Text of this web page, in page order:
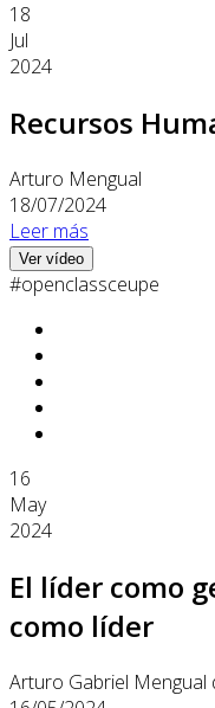
18
Jul
2024
Recursos
Arturo Mengual
18/07/2024
Leer más
Ver vídeo
#openclassceupe
16
May
2024
El líder como
como líder
Arturo Gabriel Mengual